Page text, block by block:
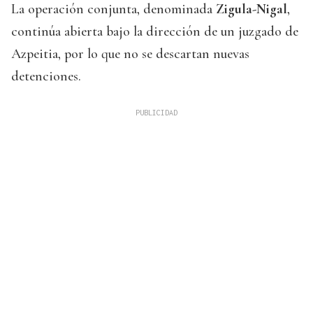
La operación conjunta, denominada Zigula-Nigal,
continúa abierta bajo la dirección de un juzgado de
Azpeitia, por lo que no se descartan nuevas
detenciones.